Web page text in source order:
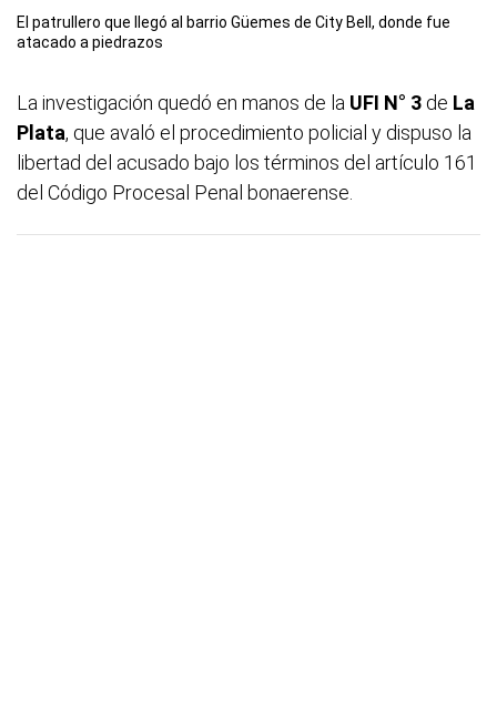
El patrullero que llegó al barrio Güemes de City Bell, donde fue
atacado a piedrazos
La investigación quedó en manos de la UFI N° 3 de La
Plata, que avaló el procedimiento policial y dispuso la
libertad del acusado bajo los términos del artículo 161
del Código Procesal Penal bonaerense.